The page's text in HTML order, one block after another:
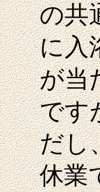
の共
に入
が当
です
だし
休業